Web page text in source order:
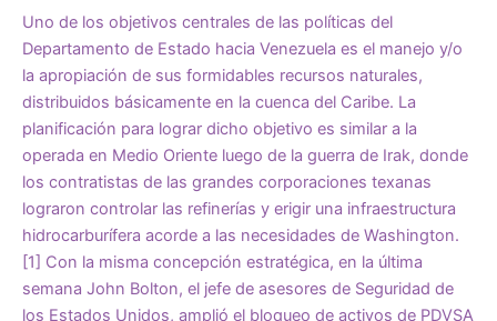
Uno de los objetivos centrales de las políticas del
Departamento de Estado hacia Venezuela es el manejo y/o
la apropiación de sus formidables recursos naturales,
distribuidos básicamente en la cuenca del Caribe. La
planificación para lograr dicho objetivo es similar a la
operada en Medio Oriente luego de la guerra de Irak, donde
los contratistas de las grandes corporaciones texanas
lograron controlar las refinerías y erigir una infraestructura
hidrocarburífera acorde a las necesidades de Washington.
[1] Con la misma concepción estratégica, en la última
semana John Bolton, el jefe de asesores de Seguridad de
los Estados Unidos, amplió el bloqueo de activos de PDVSA